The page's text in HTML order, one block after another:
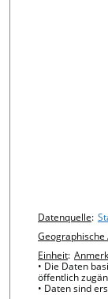
Chart
Datenquelle:
Geographische
Einheit:
• Die Daten
öffentlich
• Daten sind